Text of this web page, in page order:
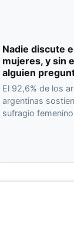
Nadie discute
mujeres, y sin
alguien
El 92,6% de los
argentinas
sufragio